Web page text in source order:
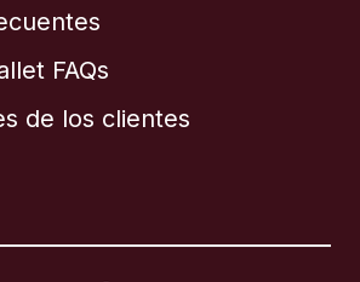
FAQs
de los clientes